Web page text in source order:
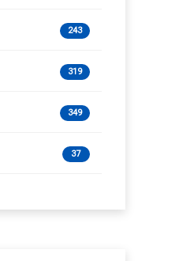
243
319
349
37